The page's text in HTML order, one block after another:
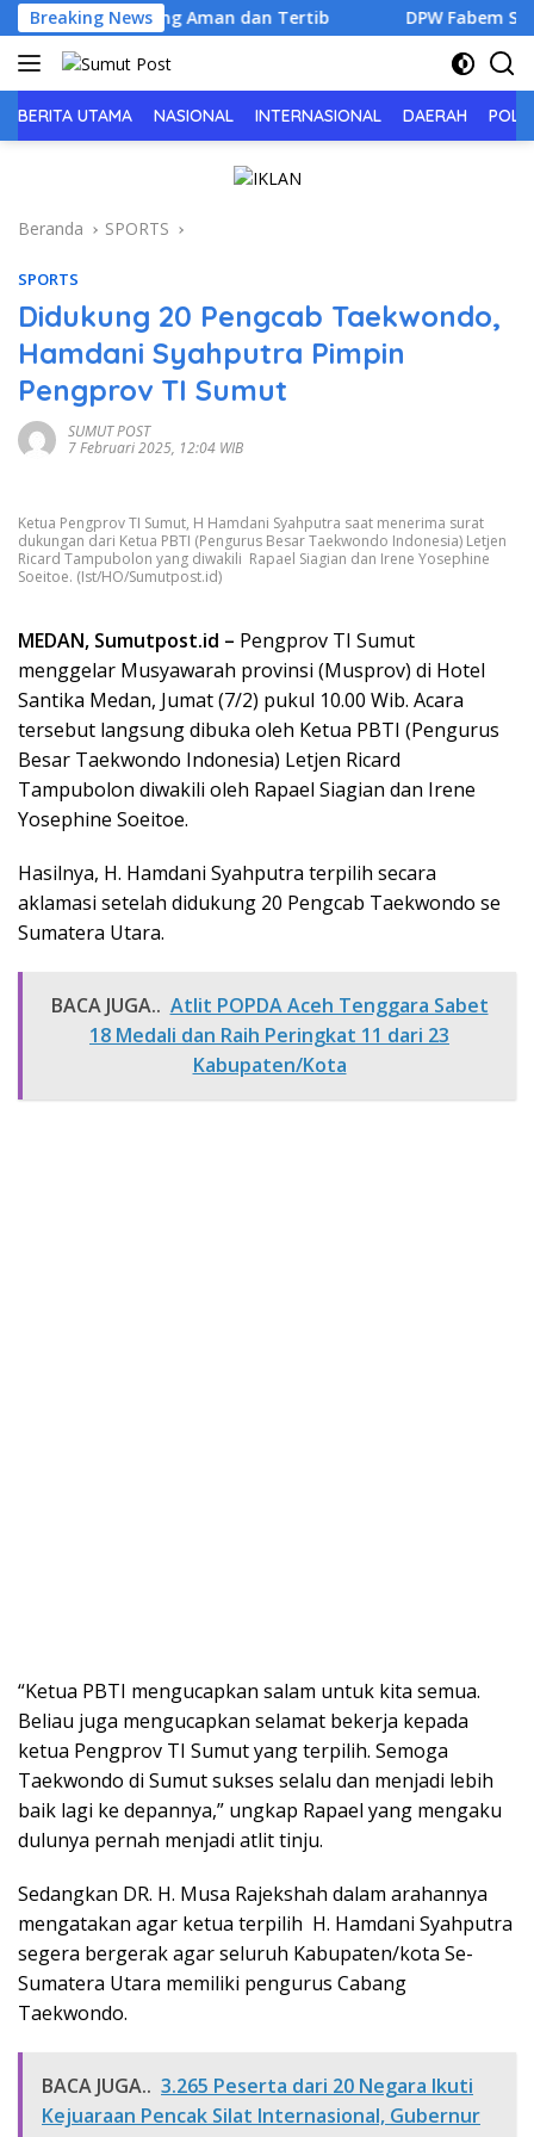
Langsung
ke
konten
Breaking News
81 Berlangsung Aman dan Tertib DPW Fabem
BERITA UTAMA NASIONAL INTERNASIONAL DAERAH
Beranda SPORTS
SPORTS
Didukung 20 Pengcab Taekwondo,
Hamdani Syahputra Pimpin
Pengprov TI Sumut
SUMUT POST
7 Februari 2025, 12:04 WIB
Ketua Pengprov TI Sumut, H Hamdani Syahputra saat menerima surat
dukungan dari Ketua PBTI (Pengurus Besar Taekwondo Indonesia) Letjen
Ricard Tampubolon yang diwakili Rapael Siagian dan Irene Yosephine
Soeitoe. (Ist/HO/Sumutpost.id)
MEDAN, Sumutpost.id – Pengprov TI Sumut
menggelar Musyawarah provinsi (Musprov) di Hotel
Santika Medan, Jumat (7/2) pukul 10.00 Wib. Acara
tersebut langsung dibuka oleh Ketua PBTI (Pengurus
Besar Taekwondo Indonesia) Letjen Ricard
Tampubolon diwakili oleh Rapael Siagian dan Irene
Yosephine Soeitoe.
Hasilnya, H. Hamdani Syahputra terpilih secara
aklamasi setelah didukung 20 Pengcab Taekwondo se
Sumatera Utara.
BACA JUGA.. Atlit POPDA Aceh Tenggara Sabet
18 Medali dan Raih Peringkat 11 dari 23
Kabupaten/Kota
“Ketua PBTI mengucapkan salam untuk kita semua.
Beliau juga mengucapkan selamat bekerja kepada
ketua Pengprov TI Sumut yang terpilih. Semoga
Taekwondo di Sumut sukses selalu dan menjadi lebih
baik lagi ke depannya,” ungkap Rapael yang mengaku
dulunya pernah menjadi atlit tinju.
Sedangkan DR. H. Musa Rajekshah dalam arahannya
mengatakan agar ketua terpilih H. Hamdani Syahputra
segera bergerak agar seluruh Kabupaten/kota Se-
Sumatera Utara memiliki pengurus Cabang
Taekwondo.
BACA JUGA.. 3.265 Peserta dari 20 Negara Ikuti
Kejuaraan Pencak Silat Internasional, Gubernur